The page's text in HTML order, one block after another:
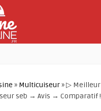
» Multicuiseur» ▷ Meilleur
seb → Avis → Comparatif !